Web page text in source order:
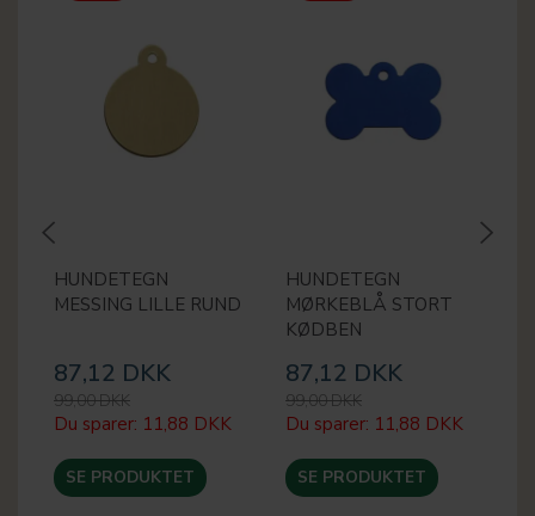
HUNDETEGN
MESSING LILLE RUND
87,12 DKK
99,00 DKK
Du sparer: 11,88 DKK
SE PRODUKTET
HUNDETEGN
MØRKEBLÅ STORT
KØDBEN
87,12 DKK
99,00 DKK
Du sparer: 11,88 DKK
SE PRODUKTET